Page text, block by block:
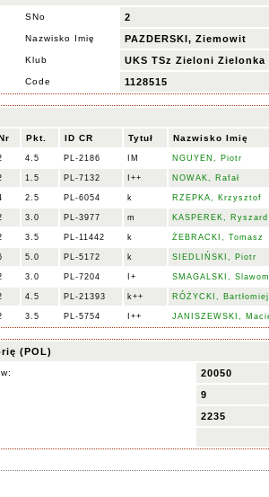
SNo 2
Nazwisko Imię PAZDERSKI, Ziemowit
Klub UKS TSz Zieloni Zielonka
Code 1128515
Pkt. ID CR Tytuł Nazwisko Imię
4.5 PL-2186 IM NGUYEN, Piotr
1.5 PL-7132 I++ NOWAK, Rafał
2.5 PL-6054 k RZEPKA, Krzysztof
3.0 PL-3977 m KASPEREK, Ryszard
3.5 PL-11442 k ŻEBRACKI, Tomasz
5.0 PL-5172 k SIEDLIŃSKI, Piotr
3.0 PL-7204 I+ SMAGALSKI,
4.5 PL-21393 k++ RÓŻYCKI, Bartłomiej
3.5 PL-5754 I++ JANISZEWSKI,
(POL)
20050
9
2235